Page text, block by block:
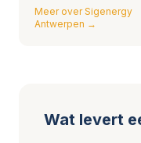
Meer over Sigenergy
Antwerpen →
Wat levert